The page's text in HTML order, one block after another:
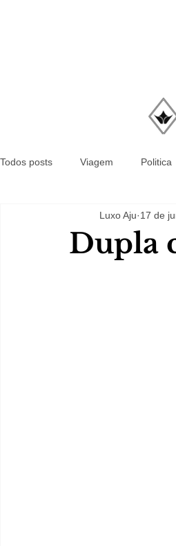
Todos posts Viagem Politica
Dupla
Luxo Aju 17 de